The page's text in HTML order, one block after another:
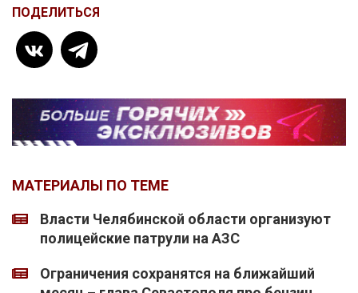
ПОДЕЛИТЬСЯ
МАТЕРИАЛЫ ПО ТЕМЕ
Власти Челябинской области организуют
полицейские патрули на АЗС
Ограничения сохранятся на ближайший